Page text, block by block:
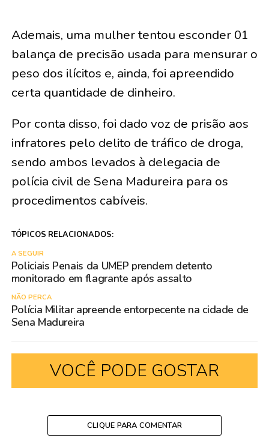
Ademais, uma mulher tentou esconder 01
balança de precisão usada para mensurar o
peso dos ilícitos e, ainda, foi apreendido
certa quantidade de dinheiro.
Por conta disso, foi dado voz de prisão aos
infratores pelo delito de tráfico de droga,
sendo ambos levados à delegacia de
polícia civil de Sena Madureira para os
procedimentos cabíveis.
TÓPICOS RELACIONADOS:
A SEGUIR
Policiais Penais da UMEP prendem detento
monitorado em flagrante após assalto
NÃO PERCA
Polícia Militar apreende entorpecente na cidade de
Sena Madureira
VOCÊ PODE GOSTAR
CLIQUE PARA COMENTAR